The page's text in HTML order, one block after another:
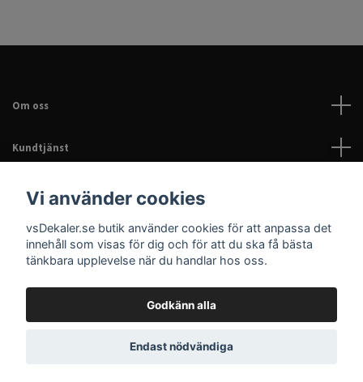
Om oss
Kundtjänst
Läs mer
Sociala medier
© 2026 Dekaler för bil, EPA & hem | Personliga dekaler |
Vi använder cookies
vsDekaler.se butik använder cookies för att anpassa det
innehåll som visas för dig och för att du ska få bästa
tänkbara upplevelse när du handlar hos oss.
Godkänn alla
Endast nödvändiga